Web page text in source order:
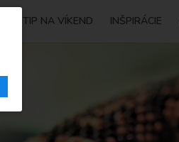
TIP NA VÍKEND INŠPIRÁCIE